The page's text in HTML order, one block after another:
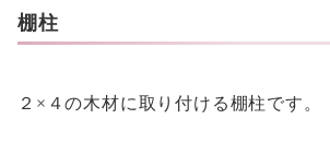
棚柱
２×４の木材に取り付ける棚柱です。